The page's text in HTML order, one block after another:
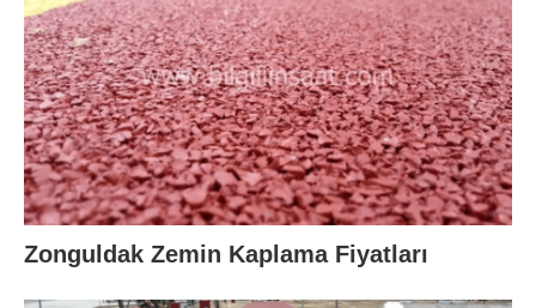
Zonguldak Zemin Kaplama Fiyatları